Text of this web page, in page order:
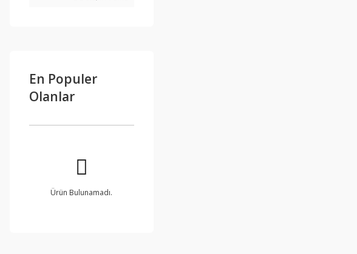
En Populer
Olanlar
Ürün Bulunamadı.